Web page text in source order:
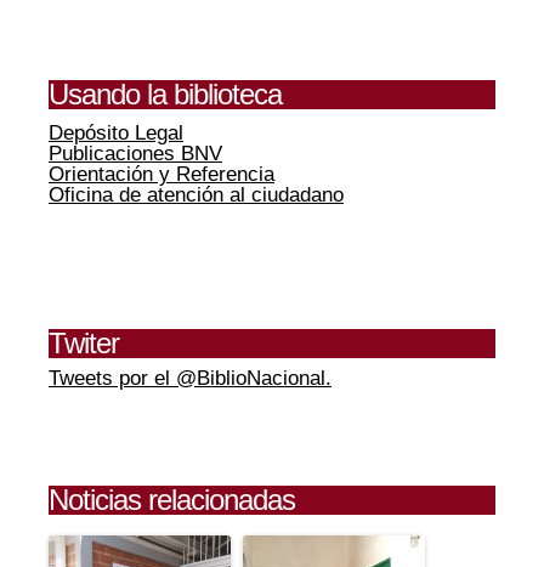
Usando la biblioteca
Depósito Legal
Publicaciones BNV
Orientación y Referencia
Oficina de atención al ciudadano
Twiter
Tweets por el @BiblioNacional.
Noticias relacionadas